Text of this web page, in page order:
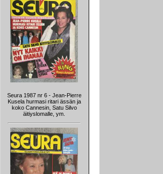
Seura 1987 nr 6 - Jean-Pierre
Kusela hurmasi ritari ässän ja
koko Cannesin, Satu Silvo
äitiyslomalle, ym.